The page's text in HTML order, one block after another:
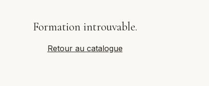
Formation introuvable.
Retour au catalogue